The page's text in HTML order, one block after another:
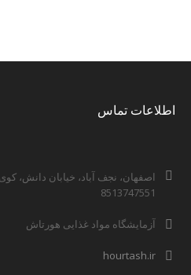
اطلاعات تماس
اصفهان، نجف آباد، خیابان دانش،
8513747551
آزمایشگاه مواد غذایی هورتاش
hourtash.ir